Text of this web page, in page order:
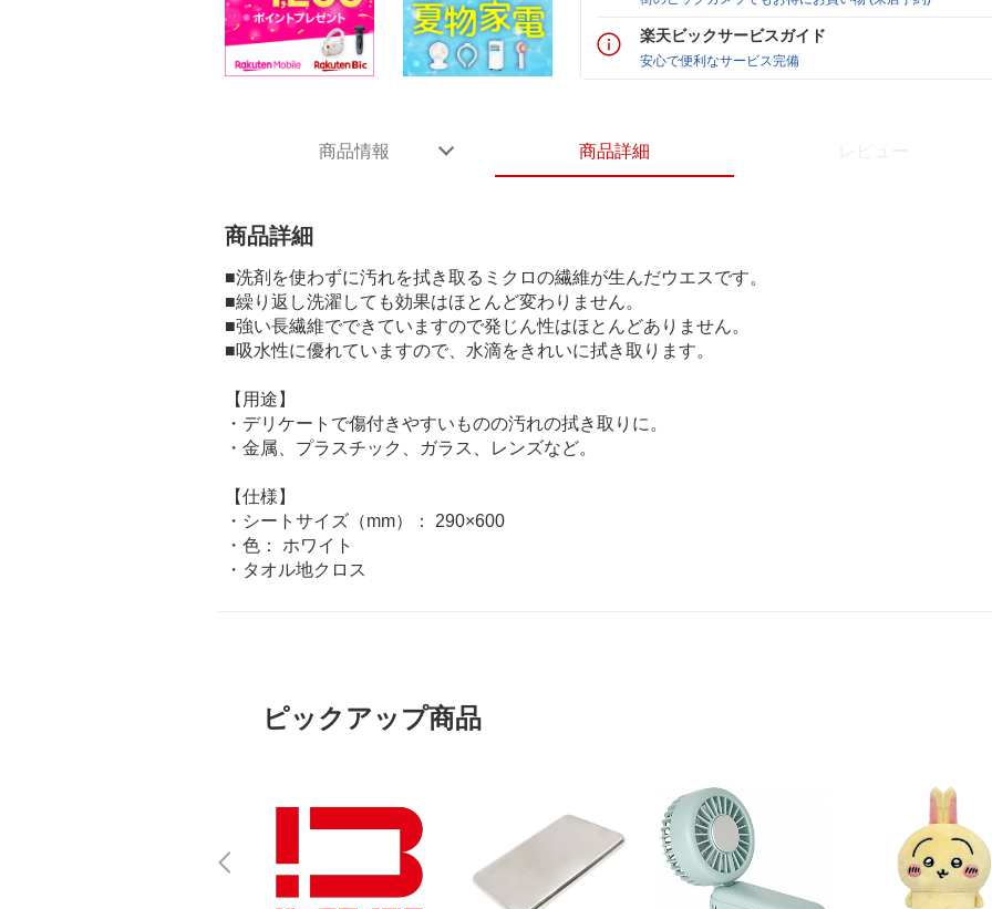
楽天ビックサービスガイド
安心で便利なサービス完備
商品情報 商品詳細
商品詳細
■洗剤を使わずに汚れを拭き取るミクロの繊維が生んだウエスです。
■繰り返し洗濯しても効果はほとんど変わりません。
■強い長繊維でできていますので発じん性はほとんどありません。
■吸水性に優れていますので、水滴をきれいに拭き取ります。
【用途】
・デリケートで傷付きやすいものの汚れの拭き取りに。
・金属、プラスチック、ガラス、レンズなど。
【仕様】
・シートサイズ（mm）： 290×600
・色： ホワイト
・タオル地クロス
ピックアップ商品